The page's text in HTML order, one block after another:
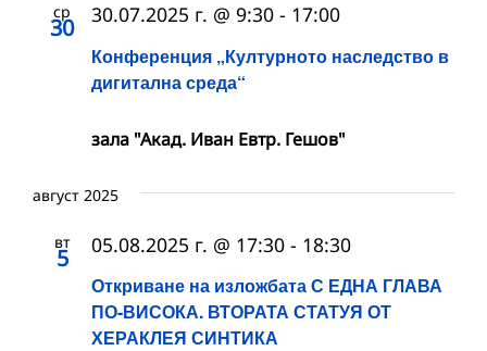
ср
30
Конференция „Културното наследство в
дигитална среда“
30.07.2025 г. @ 9:30 - 17:00
зала "Акад. Иван Евтр. Гешов"
август 2025
вт
5
Откриване на изложбата С ЕДНА ГЛАВА
ПО-ВИСОКА. ВТОРАТА СТАТУЯ ОТ
ХЕРАКЛЕЯ СИНТИКА
05.08.2025 г. @ 17:30 - 18:30